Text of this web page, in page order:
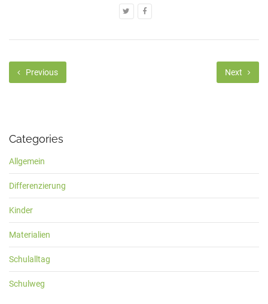
Previous Next
Categories
Allgemein
Differenzierung
Kinder
Materialien
Schulalltag
Schulweg